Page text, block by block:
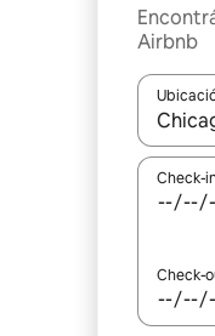
Airbnb
Check-
Check-